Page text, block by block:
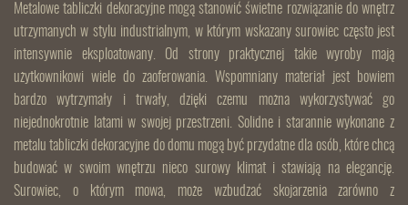
Metalowe tabliczki dekoracyjne mogą stanowić świetne rozwiązanie do wnętrz
utrzymanych w stylu industrialnym, w którym wskazany surowiec często jest
intensywnie eksploatowany. Od strony praktycznej takie wyroby mają
użytkownikowi wiele do zaoferowania. Wspomniany materiał jest bowiem
bardzo wytrzymały i trwały, dzięki czemu można wykorzystywać go
niejednokrotnie latami w swojej przestrzeni. Solidne i starannie wykonane z
metalu tabliczki dekoracyjne do domu mogą być przydatne dla osób, które chcą
budować w swoim wnętrzu nieco surowy klimat i stawiają na elegancję.
Surowiec, o którym mowa, może wzbudzać skojarzenia zarówno z